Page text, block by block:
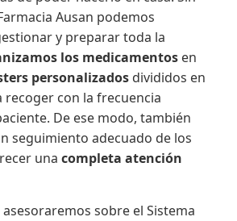
Ausan podemos
y preparar toda la
los medicamentos en
personalizados divididos en
recoger con la frecuencia
De ese modo, también
seguimiento adecuado de los
unacompleta atención
asesoraremos sobre el Sistema